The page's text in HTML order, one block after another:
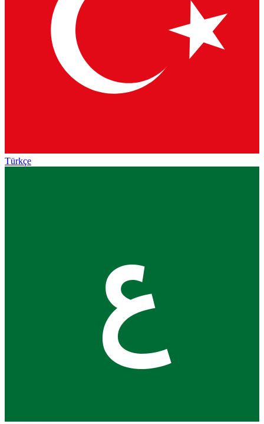
Türkçe
ع